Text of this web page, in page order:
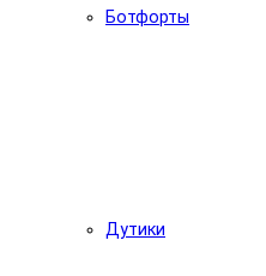
Ботфорты
Дутики